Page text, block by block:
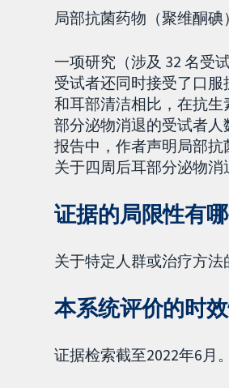
局部抗菌药物（聚维酮
一项研究（涉及 32 名受
受试者还同时接受了口
和耳部清洁相比，在抗
部分泌物消退的受试者
报告中，作者声明局部
关于四周后耳部分泌物消
证据的局限性有
关于特定人群或治疗方法
本系统评价的时
证据检索截至2022年6月。